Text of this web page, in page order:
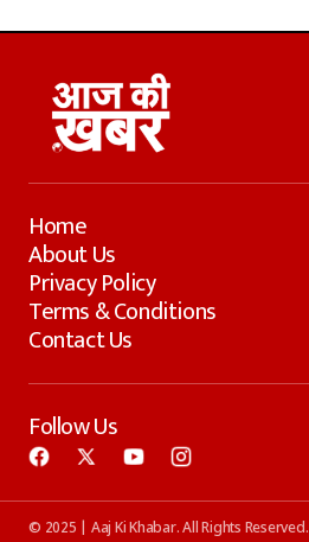
Home
About Us
Privacy Policy
Terms & Conditions
Contact Us
Follow Us
© 2025 | Aaj Ki Khabar. All Rights Reserved.